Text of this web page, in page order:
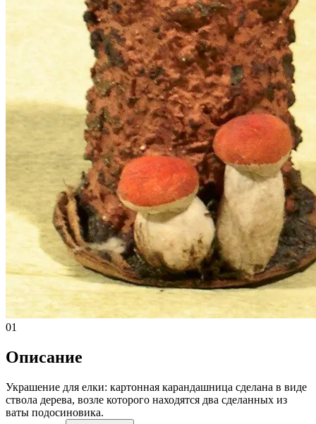
01
Описание
Украшение для елки: картонная карандашница сделана в виде
ствола дерева, возле которого находятся два сделанных из
ваты подосиновика.